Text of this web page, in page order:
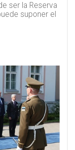
ser la Reserva
suponer el